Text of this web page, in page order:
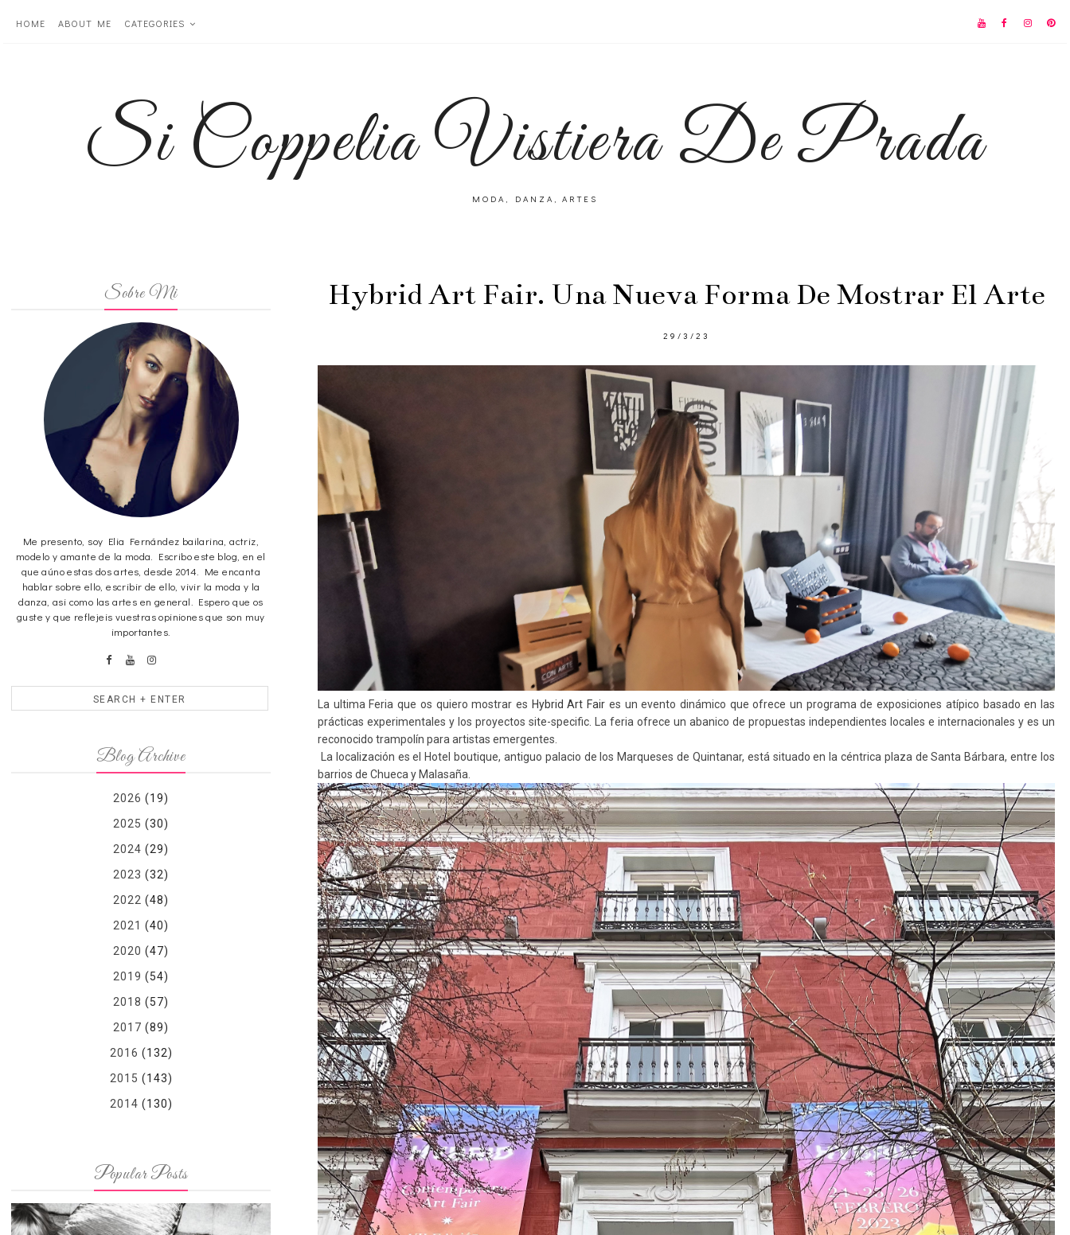
HOME ABOUT ME CATEGORIES
Si Coppelia Vistiera De Prada
MODA, DANZA, ARTES
Hybrid Art Fair. Una Nueva Forma De Mostrar El Arte
29/3/23
La ultima Feria que os quiero mostrar es Hybrid Art Fair es un evento dinámico que ofrece un programa de exposiciones atípico basado en las
prácticas experimentales y los proyectos site-specific. La feria ofrece un abanico de propuestas independientes locales e internacionales y es un
reconocido trampolín para artistas emergentes.
La localización es el Hotel boutique, antiguo palacio de los Marqueses de Quintanar, está situado en la céntrica plaza de Santa Bárbara, entre los
barrios de Chueca y Malasaña.
Sobre Mi
Me presento, soy Elia Fernández bailarina, actriz,
modelo y amante de la moda. Escribo este blog, en el
que aúno estas dos artes, desde 2014. Me encanta
hablar sobre ello, escribir de ello, vivir la moda y la
danza, asi como las artes en general. Espero que os
guste y que reflejeis vuestras opiniones que son muy
importantes.
Blog Archive
2026 (19)
2025 (30)
2024 (29)
2023 (32)
2022 (48)
2021 (40)
2020 (47)
2019 (54)
2018 (57)
2017 (89)
2016 (132)
2015 (143)
2014 (130)
Popular Posts